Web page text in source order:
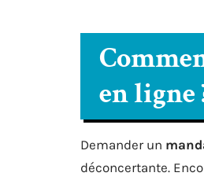
en ligne
Demander un
déconcertante.